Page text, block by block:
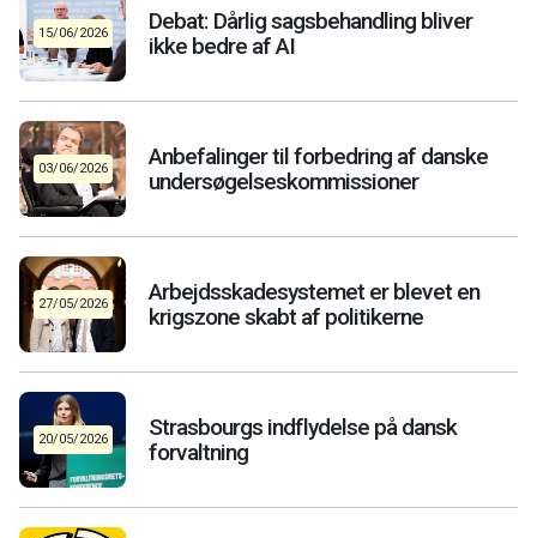
15/06/2026
Debat: Dårlig sagsbehandling bliver
ikke bedre af AI
03/06/2026
Anbefalinger til forbedring af danske
undersøgelseskommissioner
27/05/2026
Arbejdsskadesystemet er blevet en
krigszone skabt af politikerne
20/05/2026
Strasbourgs indflydelse på dansk
forvaltning